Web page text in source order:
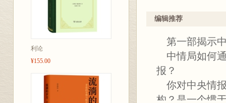
利论
¥155.00
编辑推荐
第一部揭示
中情局如何
报？
你对中央情
构？是一个惯